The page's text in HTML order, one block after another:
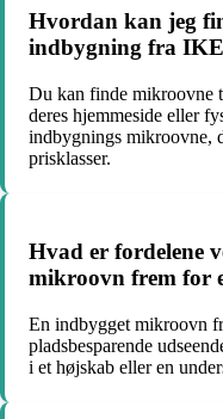
Hvordan kan jeg
indbygning fra
Du kan finde mikroovne
deres hjemmeside eller
indbygnings mikroovne,
prisklasser.
Hvad er fordelene
mikroovn frem for
En indbygget mikroovn
pladsbesparende
i et højskab eller en